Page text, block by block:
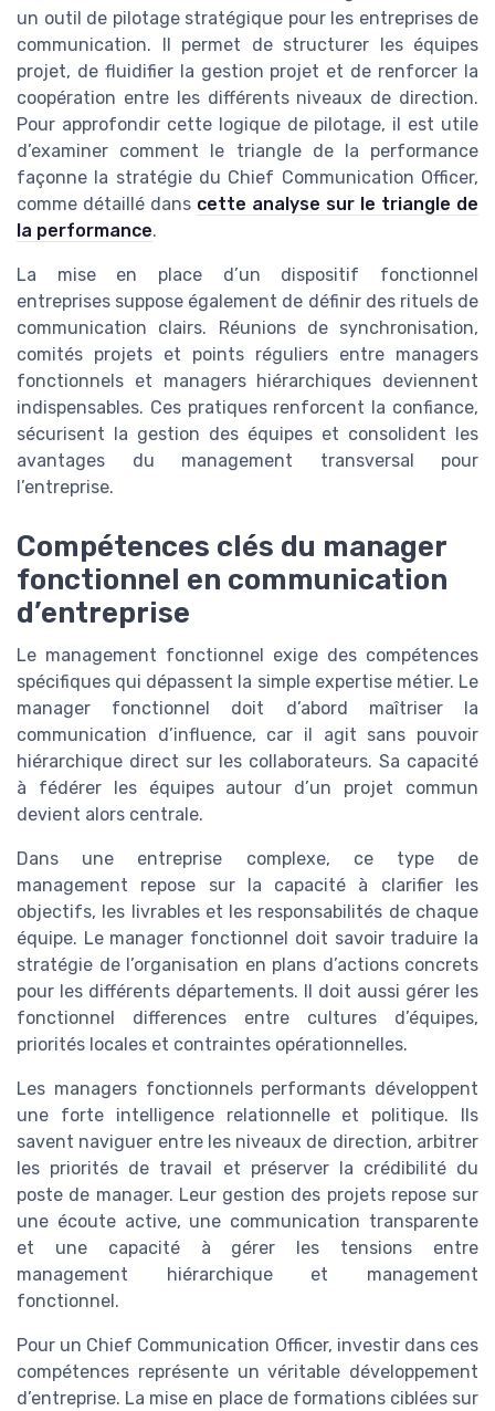
un outil de pilotage stratégique pour les entreprises de
communication. Il permet de structurer les équipes
projet, de fluidifier la gestion projet et de renforcer la
coopération entre les différents niveaux de direction.
Pour approfondir cette logique de pilotage, il est utile
d’examiner comment le triangle de la performance
façonne la stratégie du Chief Communication Officer,
comme détaillé dans cette analyse sur le triangle de
la performance.
La mise en place d’un dispositif fonctionnel
entreprises suppose également de définir des rituels de
communication clairs. Réunions de synchronisation,
comités projets et points réguliers entre managers
fonctionnels et managers hiérarchiques deviennent
indispensables. Ces pratiques renforcent la confiance,
sécurisent la gestion des équipes et consolident les
avantages du management transversal pour
l’entreprise.
Compétences clés du manager
fonctionnel en communication
d’entreprise
Le management fonctionnel exige des compétences
spécifiques qui dépassent la simple expertise métier. Le
manager fonctionnel doit d’abord maîtriser la
communication d’influence, car il agit sans pouvoir
hiérarchique direct sur les collaborateurs. Sa capacité
à fédérer les équipes autour d’un projet commun
devient alors centrale.
Dans une entreprise complexe, ce type de
management repose sur la capacité à clarifier les
objectifs, les livrables et les responsabilités de chaque
équipe. Le manager fonctionnel doit savoir traduire la
stratégie de l’organisation en plans d’actions concrets
pour les différents départements. Il doit aussi gérer les
fonctionnel differences entre cultures d’équipes,
priorités locales et contraintes opérationnelles.
Les managers fonctionnels performants développent
une forte intelligence relationnelle et politique. Ils
savent naviguer entre les niveaux de direction, arbitrer
les priorités de travail et préserver la crédibilité du
poste de manager. Leur gestion des projets repose sur
une écoute active, une communication transparente
et une capacité à gérer les tensions entre
management hiérarchique et management
fonctionnel.
Pour un Chief Communication Officer, investir dans ces
compétences représente un véritable développement
d’entreprise. La mise en place de formations ciblées sur